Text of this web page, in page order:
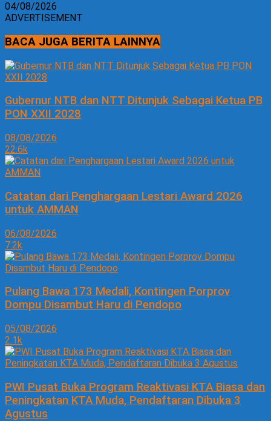
04/08/2026
ADVERTISEMENT
BACA JUGA BERITA LAINNYA
Gubernur NTB dan NTT Ditunjuk Sebagai Ketua PB
PON XXII 2028
08/08/2026
22.6k
Catatan dari Penghargaan Lestari Award 2026
untuk AMMAN
06/08/2026
7.2k
Pulang Bawa 173 Medali, Kontingen Porprov
Dompu Disambut Haru di Pendopo
05/08/2026
2.1k
PWI Pusat Buka Program Reaktivasi KTA Biasa dan
Peningkatan KTA Muda, Pendaftaran Dibuka 3
Agustus